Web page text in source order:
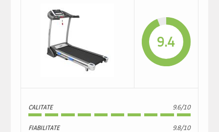
9.4
CALITATE 9.6/10
FIABILITATE 9.8/10